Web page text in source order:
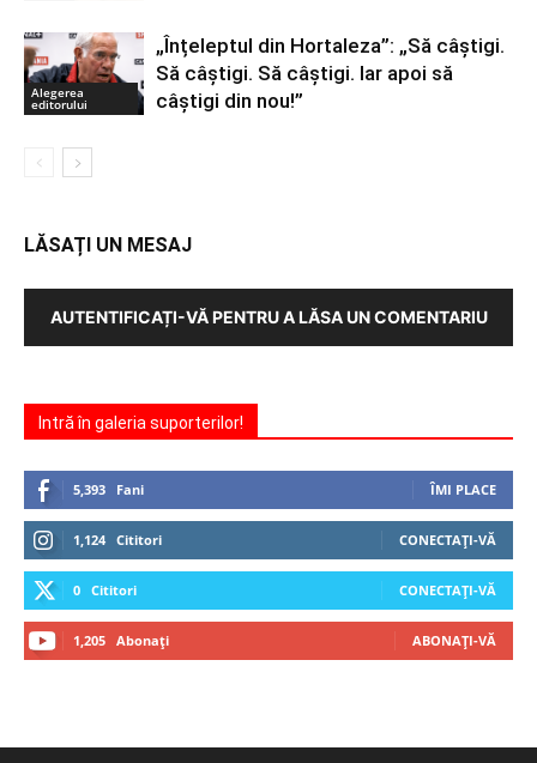
Alegerea
editorului
„Înțeleptul din Hortaleza”: „Să câștigi.
Să câștigi. Să câștigi. Iar apoi să
câștigi din nou!”
LĂSAȚI UN MESAJ
AUTENTIFICAȚI-VĂ PENTRU A LĂSA UN COMENTARIU
Intră în galeria suporterilor!
5,393 Fani ÎMI PLACE
1,124 Cititori CONECTAȚI-VĂ
0 Cititori CONECTAȚI-VĂ
1,205 Abonați ABONAȚI-VĂ